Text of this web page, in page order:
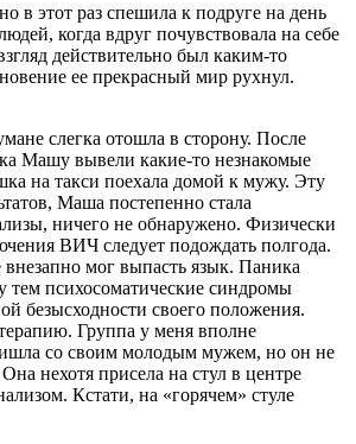
в этот раз спешила к подруге на день
когда вдруг почувствовала на себе
действительно был каким-то
ее прекрасный мир рухнул.
слегка отошла в сторону. После
Машу вывели какие-то незнакомые
на такси поехала домой к мужу. Эту
Маша постепенно стала
ничего не обнаружено. Физически
ВИЧ следует подождать полгода.
внезапно мог выпасть язык. Паника
тем психосоматические синдромы
безысходности своего положения.
Группа у меня вполне
со своим молодым мужем, но он не
нехотя присела на стул в центре
Кстати, на «горячем» стуле